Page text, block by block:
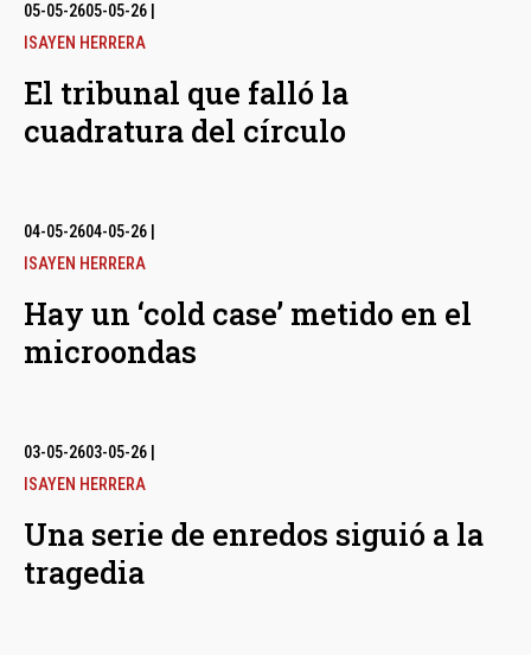
05-05-2605-05-26
ISAYEN HERRERA
El tribunal que falló la
cuadratura del círculo
04-05-2604-05-26
ISAYEN HERRERA
Hay un ‘cold case’ metido en el
microondas
03-05-2603-05-26
ISAYEN HERRERA
Una serie de enredos siguió a la
tragedia